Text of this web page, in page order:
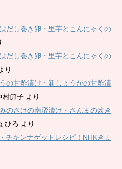
だし巻き卵・里芋とこんにゃくの
だし巻き卵・里芋とこんにゃくの
り
の甘酢漬け・新しょうがの甘酢漬
村節子 より
のさけの南蛮漬け・さんまの炊き
ひろ より
チキンナゲットレシピ！NHKきょ